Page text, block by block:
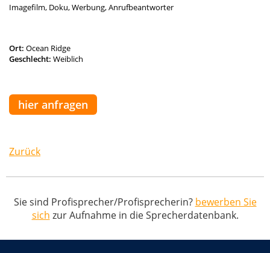
Ort: Ocean Ridge
Geschlecht: Weiblich
hier anfragen
Zurück
Imagefilm, Doku, Werbung, Anrufbeantworter
Sie sind Profisprecher/Profisprecherin? bewerben Sie
sich zur Aufnahme in die Sprecherdatenbank.